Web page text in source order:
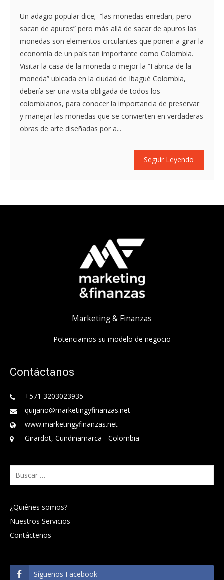
Un adagio popular dice; “las monedas enredan, pero
sacan de apuros” pero más allá de sacar de apuros las
monedas son elementos circulantes que ponen a girar la
economía de un país tan importante como Colombia.
Visitar la casa de la moneda o mejor la “Fabrica de la
moneda” ubicada en la ciudad de Ibagué Colombia,
debería ser una visita obligada de todos los
colombianos, para conocer la importancia de preservar
y manejar las monedas que se convierten en verdaderas
obras de arte diseñadas por a...
Seguir Leyendo
Marketing & Finanzas
Potenciamos su modelo de negocio
Contáctanos
+571 3203023935
quijano@marketingyfinanzas.net
www.marketingyfinanzas.net
Girardot, Cundinamarca - Colombia
Buscar:
¿Quiénes somos?
Nuestros Servicios
Contáctenos
Síguenos Facebook